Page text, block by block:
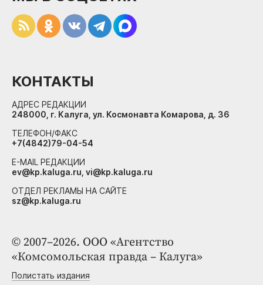
© 2007–2026. ООО «Агентство
«Комсомольская правда – Калуга»
Полистать издания
КОНТАКТЫ
АДРЕС РЕДАКЦИИ
248000, г. Калуга, ул. Космонавта Комарова, д. 36
ТЕЛЕФОН/ФАКС
+7(4842)79-04-54
E-MAIL РЕДАКЦИИ
ev@kp.kaluga.ru, vi@kp.kaluga.ru
ОТДЕЛ РЕКЛАМЫ НА САЙТЕ
sz@kp.kaluga.ru